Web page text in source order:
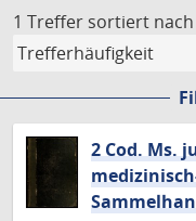
1 Treffer sortiert nach
2 Cod. Ms.